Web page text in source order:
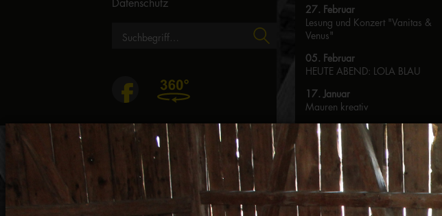
Datenschutz
27. Februar
Lesung und Konzert "Vanitas &
Venus"
05. Februar
HEUTE ABEND: LOLA BLAU
17. Januar
Mauren kreativ
16. Januar
Vernissage "Weg der Farben"
2025
12. November
Kindertheater "Jona und der